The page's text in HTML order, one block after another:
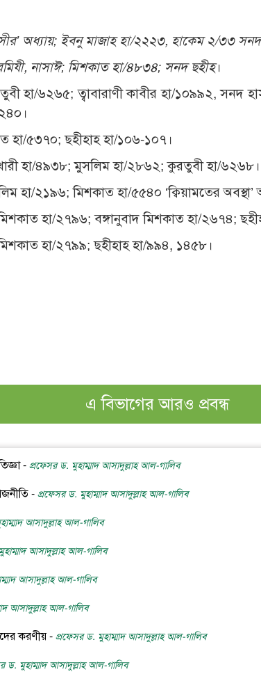
অধ্যায়; ইবনু মাজাহ হা/২২২৩, হাকেম ২/৩৩
নাসাঈ; মিশকাত হা/৪৮৩৪; সনদ ছহীহ।
হা/৬২৬৫; ত্বাবারাণী কাবীর হা/১০৯৯২, সনদ
হা/৫৩৭০; ছহীহাহ হা/১০৬-১০৭।
হা/৪৯৩৮; মুসলিম হা/২৮৬২; কুরতুবী হা/৬২৬৮।
হা/২১৯৬; মিশকাত হা/৫৫৪০ ‘ক্বিয়ামতের অবস্থা’
হা/২৭৯৬; বঙ্গানুবাদ মিশকাত হা/২৬৭৪;
হা/২৭৯৯; ছহীহাহ হা/৯৯৪, ১৪৫৮।
এ বিভাগের আরও প্রবন্ধ
- প্রফেসর ড. মুহাম্মাদ আসাদুল্লাহ আল-গালিব
- প্রফেসর ড. মুহাম্মাদ আসাদুল্লাহ আল-গালিব
আসাদুল্লাহ আল-গালিব
আসাদুল্লাহ আল-গালিব
আসাদুল্লাহ আল-গালিব
আসাদুল্লাহ আল-গালিব
করণীয় - প্রফেসর ড. মুহাম্মাদ আসাদুল্লাহ আল-গালিব
ড. মুহাম্মাদ আসাদুল্লাহ আল-গালিব